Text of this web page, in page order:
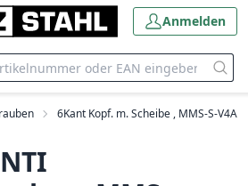
Anmelden
6Kant Kopf. m. Scheibe , MMS-S-V4A